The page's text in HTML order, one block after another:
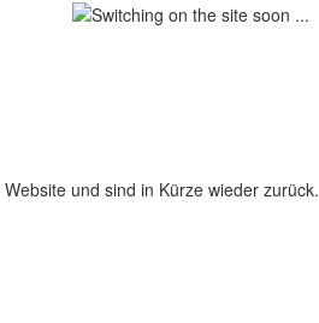
und sind in Kürze wieder zurück.